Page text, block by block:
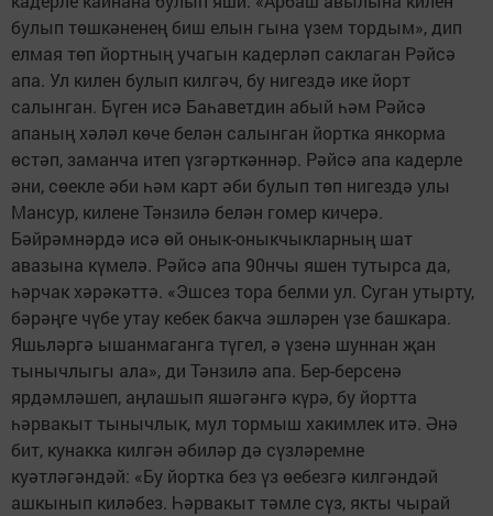
булып төшкәненең биш елын гына үзем тордым», дип
елмая төп йортның учагын кадерләп саклаган Рәйсә
апа. Ул килен булып килгәч, бу нигездә ике йорт
салынган. Бүген исә Баһаветдин абый һәм Рәйсә
апаның хәләл көче белән салынган йортка янкорма
өстәп, заманча итеп үзгәрткәннәр. Рәйсә апа кадерле
әни, сөекле әби һәм карт әби булып төп нигездә улы
Мансур, килене Тәнзилә белән гомер кичерә.
Бәйрәмнәрдә исә өй онык-оныкчыкларның шат
авазына күмелә. Рәйсә апа 90нчы яшен тутырса да,
һәрчак хәрәкәттә. «Эшсез тора белми ул. Суган утырту,
бәрәңге чүбе утау кебек бакча эшләрен үзе башкара.
Яшьләргә ышанмаганга түгел, ә үзенә шуннан җан
тынычлыгы ала», ди Тәнзилә апа. Бер-берсенә
ярдәмләшеп, аңлашып яшәгәнгә күрә, бу йортта
һәрвакыт тынычлык, мул тормыш хакимлек итә. Әнә
бит, кунакка килгән әбиләр дә сүзләремне
куәтләгәндәй: «Бу йортка без үз өебезгә килгәндәй
ашкынып киләбез. Һәрвакыт тәмле сүз, якты чырай